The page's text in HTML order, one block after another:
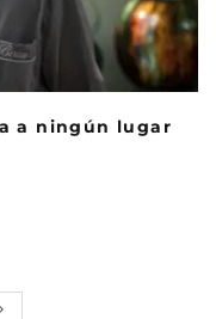
a ningún lugar